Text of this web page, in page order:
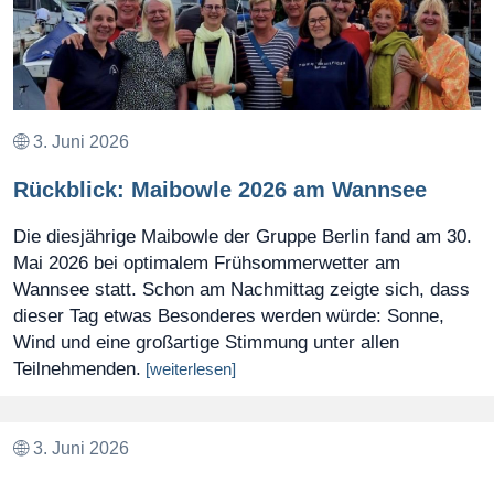
3. Juni 2026
Rückblick: Maibowle 2026 am Wannsee
Die diesjährige Maibowle der Gruppe Berlin fand am 30.
Mai 2026 bei optimalem Frühsommerwetter am
Wannsee statt. Schon am Nachmittag zeigte sich, dass
dieser Tag etwas Besonderes werden würde: Sonne,
Wind und eine großartige Stimmung unter allen
Teilnehmenden. [weiterlesen]
3. Juni 2026